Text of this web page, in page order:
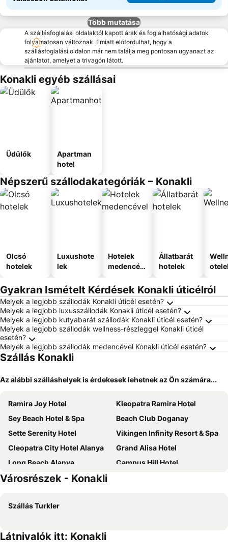
Több mutatása
A szállásfoglalási oldalaktól kapott árak és foglalhatósági adatok
folyamatosan változnak. Emiatt előfordulhat, hogy a
szállásfoglalási oldalon már nem találja meg pontosan ugyanazt az
ajánlatot, amelyet a trivagón látott.
Konakli egyéb szállásai
Üdülők
Apartman
hotel
Népszerű szállodakategóriák – Konakli
Olcsó
hotelek
Luxushote
lek
Hotelek
medencév
Állatbarát
hotelek
Gyakran Ismételt Kérdések Konakli úticélról
Melyek a legjobb szállodák Konakli úticél esetén?
Melyek a legjobb luxusszállodák Konakli úticél esetén?
Melyek a legjobb kutyabarát szállodák Konakli úticél esetén?
Melyek a legjobb szállodák wellness-részleggel Konakli úticél
esetén?
Melyek a legjobb szállodák medencével Konakli úticél esetén?
Szállás Konakli
Az alábbi szálláshelyek is érdekesek lehetnek az Ön számára...
Ramira Joy Hotel
Kleopatra Ramira Hotel
Sey Beach Hotel & Spa
Beach Club Doganay
Sette Serenity Hotel
Vikingen Infinity Resort & Spa
Cleopatra City Hotel Alanya
Grand Alisa Hotel
Long Beach Alanya
Campus Hill Hotel
DE MARE FAMILY Hotel
Grand Kolibri Prestige Spa
Ananas Hotel
Városrészek - Konakli
Szállás Turkler
Látnivalók itt: Konakli